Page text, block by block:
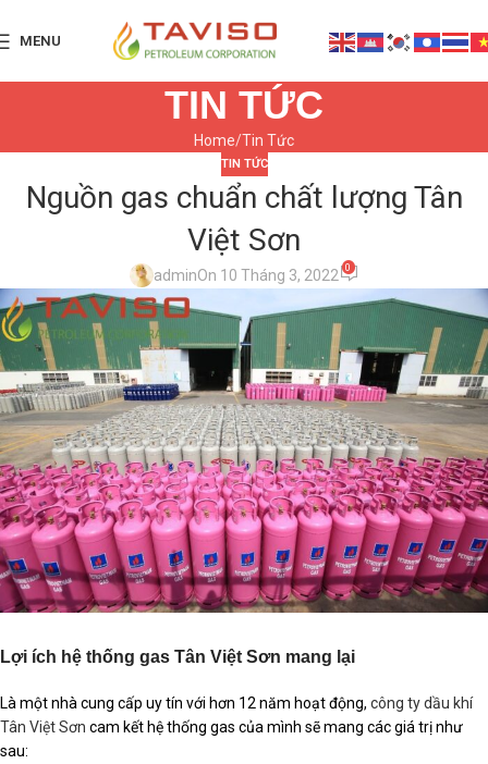
MENU
TIN TỨC
Home Tin Tức
TIN TỨC
Nguồn gas chuẩn chất lượng Tân
Việt Sơn
adminOn 10 Tháng 3, 2022 0
Lợi ích hệ thống gas Tân Việt Sơn mang lại
Là một nhà cung cấp uy tín với hơn 12 năm hoạt động, công ty dầu khí
Tân Việt Sơn cam kết hệ thống gas của mình sẽ mang các giá trị như
sau: